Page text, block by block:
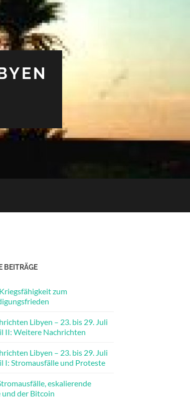
BEITRÄGE
zum
Libyen – 23. bis 29. Juli
II: Weitere Nachrichten
Libyen – 23. bis 29. Juli
I: Stromausfälle und Proteste
eskalierende
der Bitcoin